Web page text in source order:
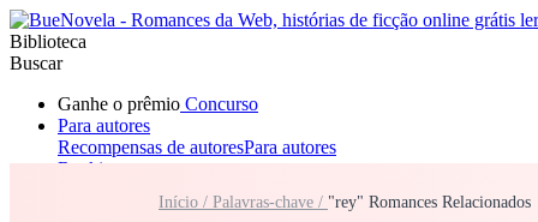
Biblioteca
Buscar
Ganhe o prêmio Concurso
Para autores
Recompensas de autoresPara autores
Ranking
Início / Palavras-chave / "rey" Romances Relacionados